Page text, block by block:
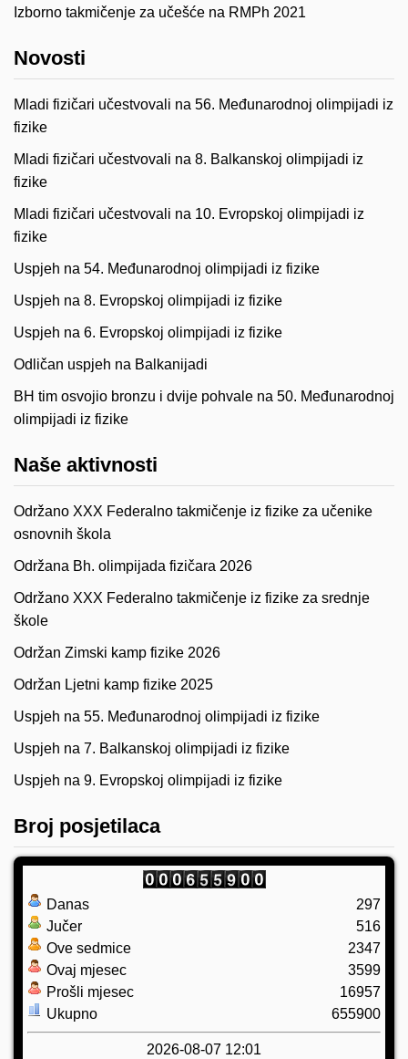
Izborno takmičenje za učešće na RMPh 2021
Novosti
Mladi fizičari učestvovali na 56. Međunarodnoj olimpijadi iz
fizike
Mladi fizičari učestvovali na 8. Balkanskoj olimpijadi iz
fizike
Mladi fizičari učestvovali na 10. Evropskoj olimpijadi iz
fizike
Uspjeh na 54. Međunarodnoj olimpijadi iz fizike
Uspjeh na 8. Evropskoj olimpijadi iz fizike
Uspjeh na 6. Evropskoj olimpijadi iz fizike
Odličan uspjeh na Balkanijadi
BH tim osvojio bronzu i dvije pohvale na 50. Međunarodnoj
olimpijadi iz fizike
Naše aktivnosti
Održano XXX Federalno takmičenje iz fizike za učenike
osnovnih škola
Održana Bh. olimpijada fizičara 2026
Održano XXX Federalno takmičenje iz fizike za srednje
škole
Održan Zimski kamp fizike 2026
Održan Ljetni kamp fizike 2025
Uspjeh na 55. Međunarodnoj olimpijadi iz fizike
Uspjeh na 7. Balkanskoj olimpijadi iz fizike
Uspjeh na 9. Evropskoj olimpijadi iz fizike
Broj posjetilaca
Danas
Jučer
Ove sedmice
Ovaj mjesec
Prošli mjesec
Ukupno
297
516
2347
3599
16957
655900
2026-08-07 12:01